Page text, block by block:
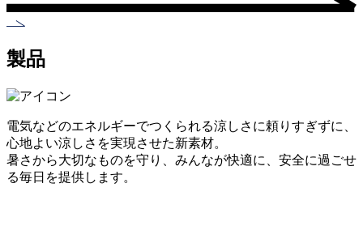
製品
電気などのエネルギーでつくられる涼しさに頼りすぎずに、
心地よい涼しさを実現させた新素材。
暑さから大切なものを守り、みんなが快適に、安全に過ごせ
る毎日を提供します。